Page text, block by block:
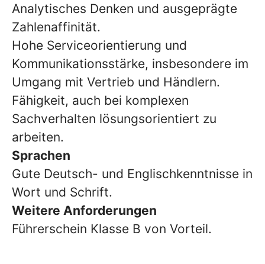
Analytisches Denken und ausgeprägte
Zahlenaffinität.
Hohe Serviceorientierung und
Kommunikationsstärke, insbesondere im
Umgang mit Vertrieb und Händlern.
Fähigkeit, auch bei komplexen
Sachverhalten lösungsorientiert zu
arbeiten.
Sprachen
Gute Deutsch- und Englischkenntnisse in
Wort und Schrift.
Weitere Anforderungen
Führerschein Klasse B von Vorteil.